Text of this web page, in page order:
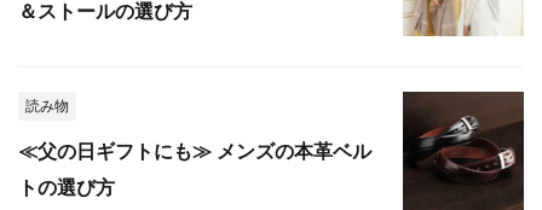
＆ストールの選び方
読み物
≪父の日ギフトにも≫ メンズの本革ベル
トの選び方